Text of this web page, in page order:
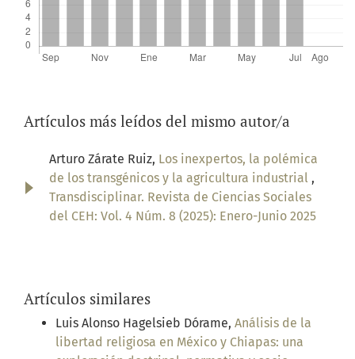
Artículos más leídos del mismo autor/a
Arturo Zárate Ruiz, Los inexpertos, la polémica
de los transgénicos y la agricultura industrial ,
Transdisciplinar. Revista de Ciencias Sociales
del CEH: Vol. 4 Núm. 8 (2025): Enero-Junio 2025
Artículos similares
Luis Alonso Hagelsieb Dórame, Análisis de la
libertad religiosa en México y Chiapas: una